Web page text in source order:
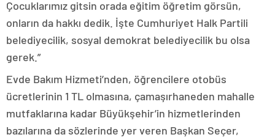
Çocuklarımız gitsin orada eğitim öğretim görsün,
onların da hakkı dedik. İşte Cumhuriyet Halk Partili
belediyecilik, sosyal demokrat belediyecilik bu olsa
gerek.”
Evde Bakım Hizmeti’nden, öğrencilere otobüs
ücretlerinin 1 TL olmasına, çamaşırhaneden mahalle
mutfaklarına kadar Büyükşehir’in hizmetlerinden
bazılarına da sözlerinde yer veren Başkan Seçer,